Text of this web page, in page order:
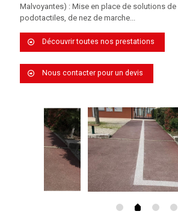
Malvoyantes) : Mise en place de solutions
podotactiles, de nez de marche...
Découvrir toutes nos prestations
Nous contacter pour un devis